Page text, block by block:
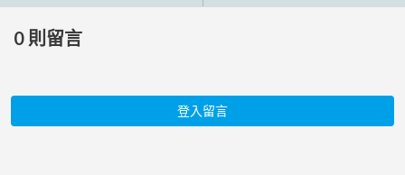
0 則留言
登入留言